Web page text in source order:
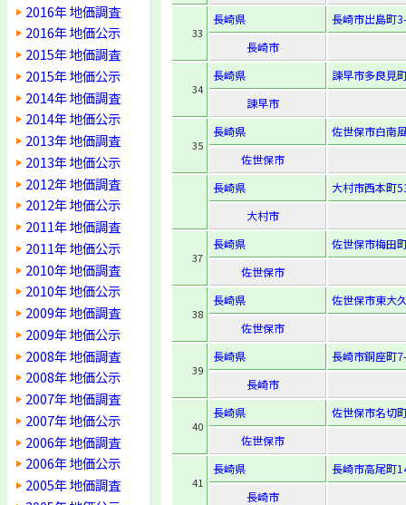
2016年 地価調査
2016年 地価公示
2015年 地価調査
2015年 地価公示
2014年 地価調査
2014年 地価公示
2013年 地価調査
2013年 地価公示
2012年 地価調査
2012年 地価公示
2011年 地価調査
2011年 地価公示
2010年 地価調査
2010年 地価公示
2009年 地価調査
2009年 地価公示
2008年 地価調査
2008年 地価公示
2007年 地価調査
2007年 地価公示
2006年 地価調査
2006年 地価公示
2005年 地価調査
33
長崎県
長崎市出島町
長崎市
34
長崎県
諫早市多良見
諫早市
35
長崎県
佐世保市白南
佐世保市
長崎県
大村市西本町
大村市
37
長崎県
佐世保市梅田
佐世保市
38
長崎県
佐世保市東大
佐世保市
39
長崎県
長崎市銅座町
長崎市
40
長崎県
佐世保市名切
佐世保市
41
長崎県
長崎市高尾町
長崎市